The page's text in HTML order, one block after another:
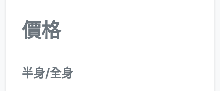
價格
半身/全身